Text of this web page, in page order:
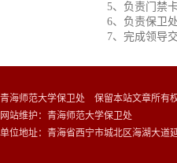
5、负责门禁
6、负责保卫
7、完成领导
青海师范大学保卫处 保留本站文章所有
网站维护：青海师范大学保卫处
单位地址：青海省西宁市城北区海湖大